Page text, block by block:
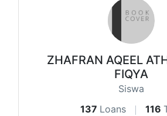
ZHAFRAN AQEEL
FIQYA
Siswa
137 Loans 116